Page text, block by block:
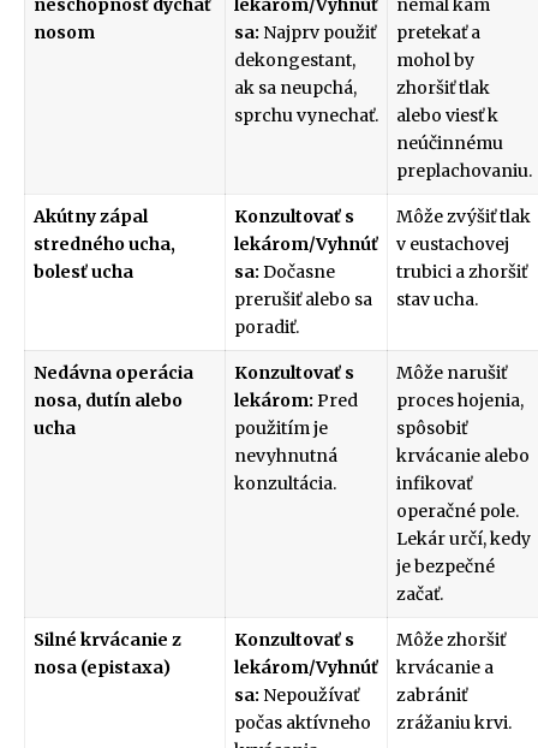
neschopnosť dýchať
nosom
lekárom/Vyhnúť
sa: Najprv použiť
dekongestant,
ak sa neupchá,
sprchu vynechať.
nemal kam
pretekať a
mohol by
zhoršiť tlak
alebo viesť k
neúčinnému
preplachovaniu.
Akútny zápal
stredného ucha,
bolesť ucha
Konzultovať s
lekárom/Vyhnúť
sa: Dočasne
prerušiť alebo sa
poradiť.
Môže zvýšiť tlak
v eustachovej
trubici a zhoršiť
stav ucha.
Nedávna operácia
nosa, dutín alebo
ucha
Konzultovať s
lekárom: Pred
použitím je
nevyhnutná
konzultácia.
Môže narušiť
proces hojenia,
spôsobiť
krvácanie alebo
infikovať
operačné pole.
Lekár určí, kedy
je bezpečné
začať.
Silné krvácanie z
nosa (epistaxa)
Konzultovať s
lekárom/Vyhnúť
sa: Nepoužívať
počas aktívneho
Môže zhoršiť
krvácanie a
zabrániť
zrážaniu krvi.